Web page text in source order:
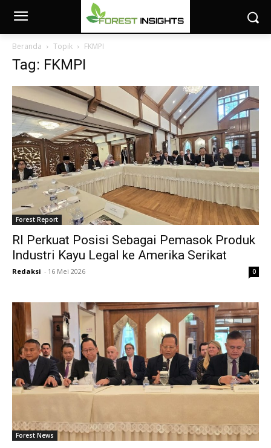
Beranda Topik FKMPI
Tag: FKMPI
Forest Report
RI Perkuat Posisi Sebagai Pemasok Produk
Industri Kayu Legal ke Amerika Serikat
Redaksi - 16 Mei 2026 0
Forest News